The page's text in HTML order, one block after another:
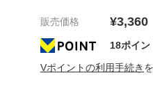
書店
販売価格 ¥3,360
18ポイン
Vポイントの利用手続き